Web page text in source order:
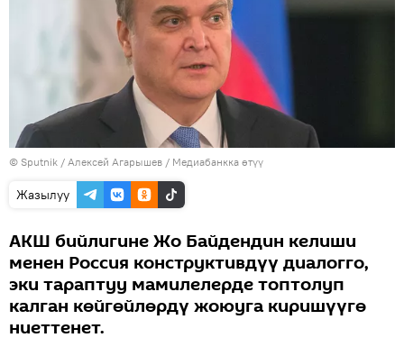
© Sputnik / Алексей Агарышев / Медиабанкка өтүү
Жазылуу
АКШ бийлигине Жо Байдендин келиши
менен Россия конструктивдүү диалогго,
эки тараптуу мамилелерде топтолуп
калган көйгөйлөрдү жоюуга киришүүгө
ниеттенет.